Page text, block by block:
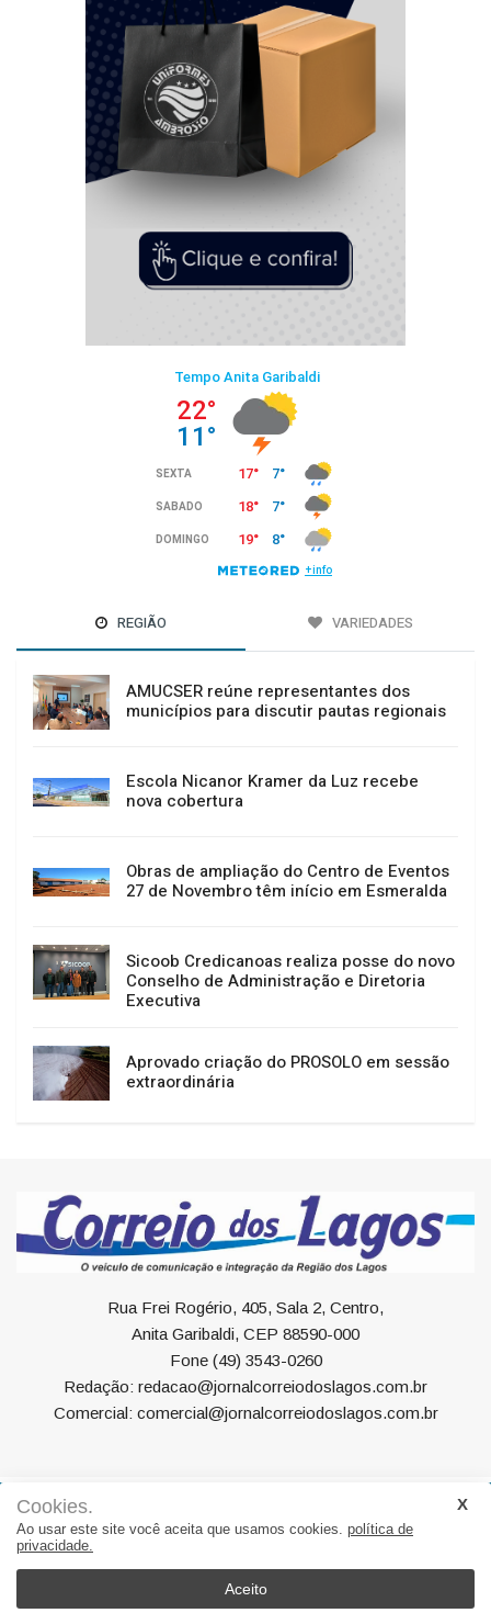
REGIÃO VARIEDADES
AMUCSER reúne representantes dos
municípios para discutir pautas regionais
Escola Nicanor Kramer da Luz recebe
nova cobertura
Obras de ampliação do Centro de Eventos
27 de Novembro têm início em Esmeralda
Sicoob Credicanoas realiza posse do novo
Conselho de Administração e Diretoria
Executiva
Aprovado criação do PROSOLO em sessão
extraordinária
Rua Frei Rogério, 405, Sala 2, Centro,
Anita Garibaldi, CEP 88590-000
Fone (49) 3543-0260
Redação: redacao@jornalcorreiodoslagos.com.br
Comercial: comercial@jornalcorreiodoslagos.com.br
Geral Política Economia Saúde
Variedades
Eventos
Cookies.
Ao usar este site você aceita que usamos cookies. política de
privacidade.
Aceito